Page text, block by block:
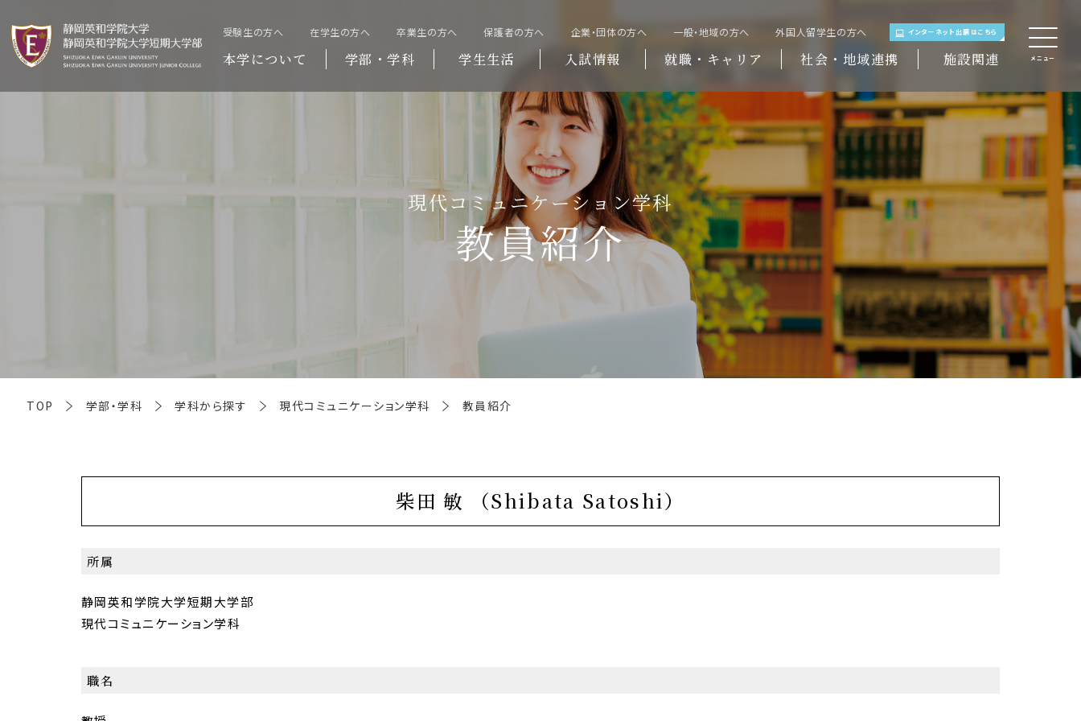
受験生の方へ 在学生の方へ 卒業生の方へ 保護者の方へ 企業・団体の方へ 一般・地域の方へ 外国人留学生の方へ インターネット出願はこちら
本学について 学部・学科 学生生活 入試情報 就職・キャリア 社会・地域連携 施設関連 メニュー
現代コミュニケーション学科
教員紹介
TOP 学部・学科 学科から探す 現代コミュニケーション学科 教員紹介
柴田 敏 （Shibata Satoshi）
所属
静岡英和学院大学短期大学部
現代コミュニケーション学科
職名